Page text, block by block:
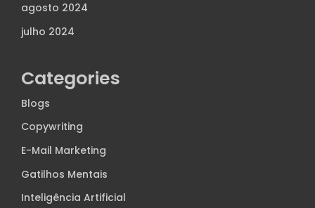
agosto 2024
julho 2024
Categories
Blogs
Copywriting
E-Mail Marketing
Gatilhos Mentais
Inteligência Artificial